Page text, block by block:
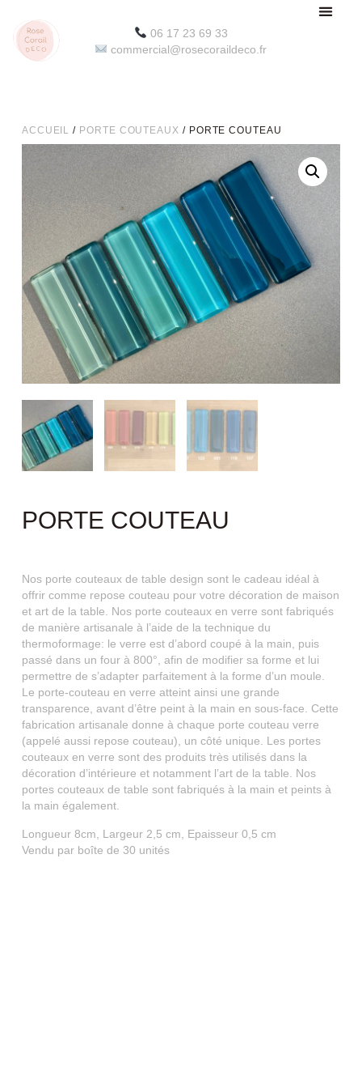
06 17 23 69 33
commercial@rosecoraildeco.fr
ACCUEIL / PORTE COUTEAUX / PORTE COUTEAU
PORTE COUTEAU
Nos porte couteaux de table design sont le cadeau idéal à
offrir comme repose couteau pour votre décoration de maison
et art de la table. Nos porte couteaux en verre sont fabriqués
de manière artisanale à l’aide de la technique du
thermoformage: le verre est d’abord coupé à la main, puis
passé dans un four à 800°, afin de modifier sa forme et lui
permettre de s’adapter parfaitement à la forme d’un moule.
Le porte-couteau en verre atteint ainsi une grande
transparence, avant d’être peint à la main en sous-face. Cette
fabrication artisanale donne à chaque porte couteau verre
(appelé aussi repose couteau), un côté unique. Les portes
couteaux en verre sont des produits très utilisés dans la
décoration d’intérieure et notamment l’art de la table. Nos
portes couteaux de table sont fabriqués à la main et peints à
la main également.
Longueur 8cm, Largeur 2,5 cm, Epaisseur 0,5 cm
Vendu par boîte de 30 unités